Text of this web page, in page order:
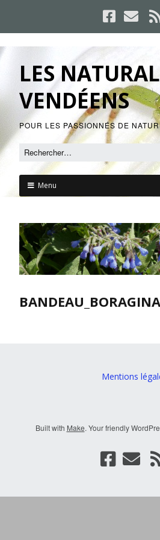
LES
VENDÉENS
POUR LES PASSIONNÉS DE
Menu
Mentions
Built with Make. Your friendly